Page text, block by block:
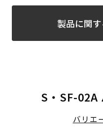
製品に関
S・SF-02A
バリエ